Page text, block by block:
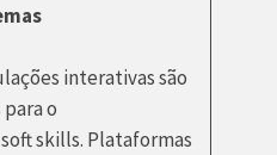
interativas são
o
skills. Plataformas